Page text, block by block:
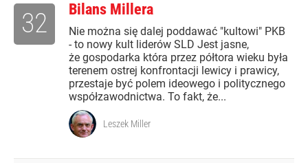
Bilans Millera
Nie można się dalej poddawać "kultowi" PKB
- to nowy kult liderów SLD Jest jasne,
że gospodarka która przez półtora wieku była
terenem ostrej konfrontacji lewicy i prawicy,
przestaje być polem ideowego i politycznego
współzawodnictwa. To fakt, że...
32
Leszek Miller